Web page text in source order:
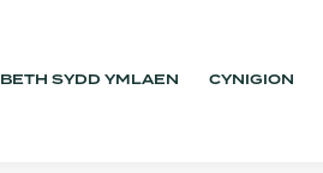
BETH SYDD YMLAEN CYNIGION